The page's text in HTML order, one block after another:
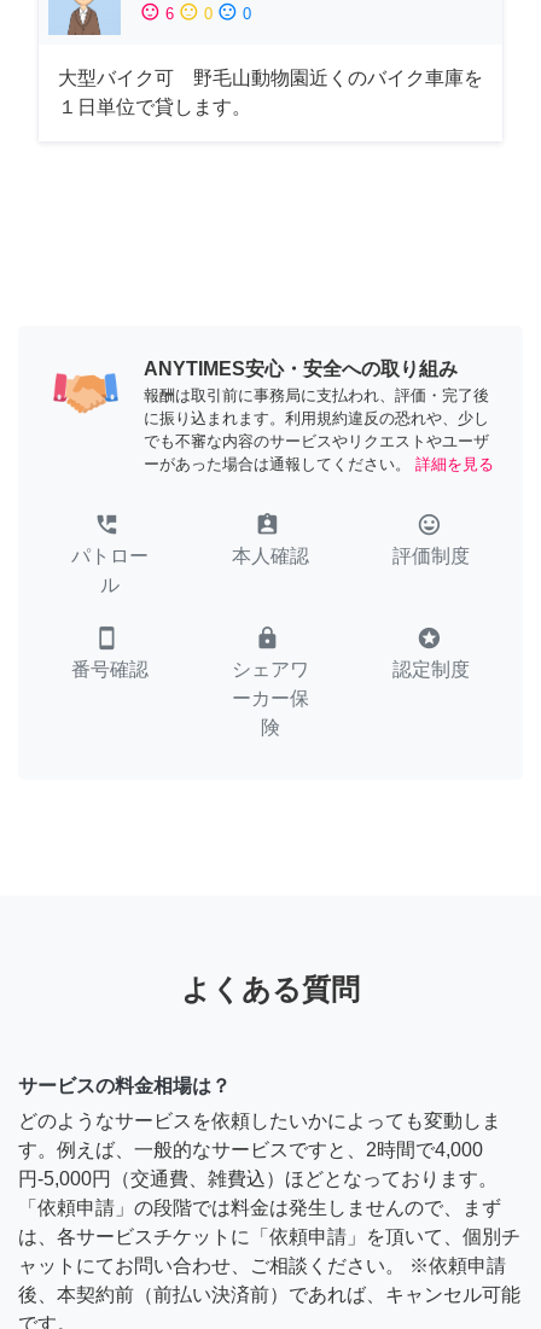
sentiment_satisfied 6 sentiment_neutral 0 sentiment_dissatisfied 0
大型バイク可 野毛山動物園近くのバイク車庫を
１日単位で貸します。
ANYTIMES安心・安全への取り組み
報酬は取引前に事務局に支払われ、評価・完了後
に振り込まれます。利用規約違反の恐れや、少し
でも不審な内容のサービスやリクエストやユーザ
ーがあった場合は通報してください。
詳細を見る
perm_phone_msg
パトロー
ル
assignment_ind
本人確認
tag_faces
評価制度
smartphone
番号確認
lock
シェアワ
ーカー保
険
stars
認定制度
よくある質問
サービスの料金相場は？
どのようなサービスを依頼したいかによっても変動しま
す。例えば、一般的なサービスですと、2時間で4,000
円-5,000円（交通費、雑費込）ほどとなっております。
「依頼申請」の段階では料金は発生しませんので、まず
は、各サービスチケットに「依頼申請」を頂いて、個別チ
ャットにてお問い合わせ、ご相談ください。 ※依頼申請
後、本契約前（前払い決済前）であれば、キャンセル可能
です。